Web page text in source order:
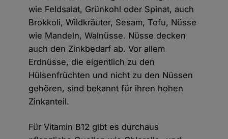
wie Feldsalat, Grünkohl oder Spinat, auch
Brokkoli, Wildkräuter, Sesam, Tofu, Nüsse
wie Mandeln, Walnüsse. Nüsse decken
auch den Zinkbedarf ab. Vor allem
Erdnüsse, die eigentlich zu den
Hülsenfrüchten und nicht zu den Nüssen
gehören, sind bekannt für ihren hohen
Zinkanteil.
Für Vitamin B12 gibt es durchaus